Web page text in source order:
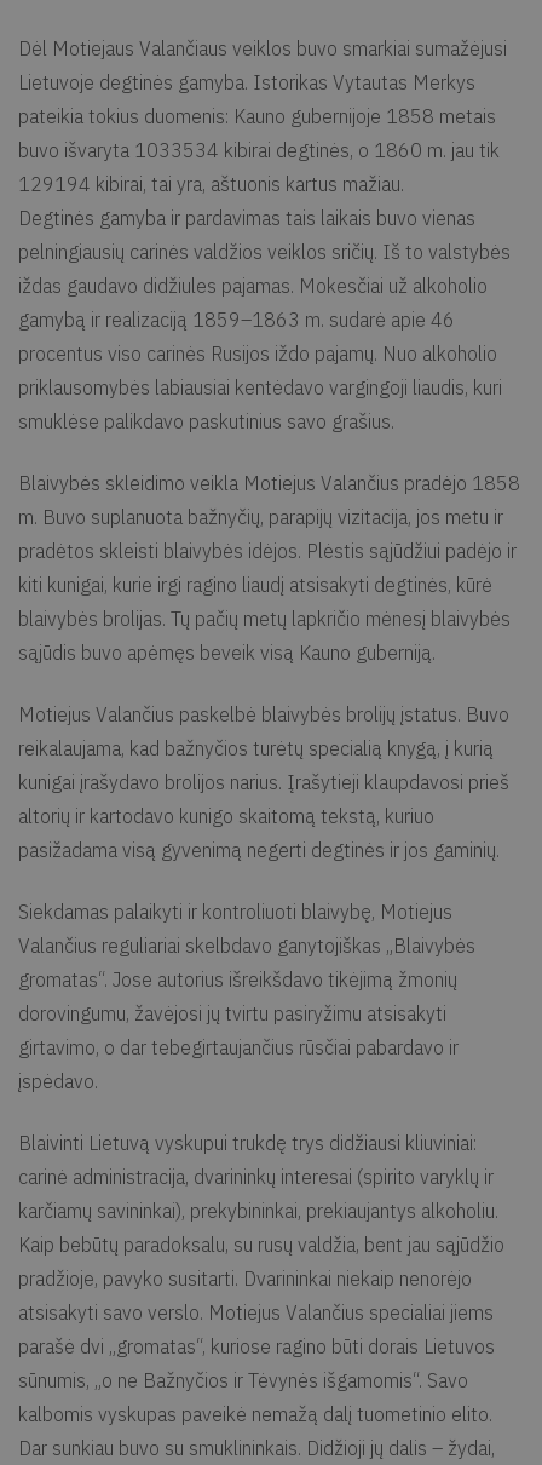
Dėl Motiejaus Valančiaus veiklos buvo smarkiai sumažėjusi
Lietuvoje degtinės gamyba. Istorikas Vytautas Merkys
pateikia tokius duomenis: Kauno gubernijoje 1858 metais
buvo išvaryta 1033534 kibirai degtinės, o 1860 m. jau tik
129194 kibirai, tai yra, aštuonis kartus mažiau.
Degtinės gamyba ir pardavimas tais laikais buvo vienas
pelningiausių carinės valdžios veiklos sričių. Iš to valstybės
iždas gaudavo didžiules pajamas. Mokesčiai už alkoholio
gamybą ir realizaciją 1859–1863 m. sudarė apie 46
procentus viso carinės Rusijos iždo pajamų. Nuo alkoholio
priklausomybės labiausiai kentėdavo vargingoji liaudis, kuri
smuklėse palikdavo paskutinius savo grašius.
Blaivybės skleidimo veikla Motiejus Valančius pradėjo 1858
m. Buvo suplanuota bažnyčių, parapijų vizitacija, jos metu ir
pradėtos skleisti blaivybės idėjos. Plėstis sąjūdžiui padėjo ir
kiti kunigai, kurie irgi ragino liaudį atsisakyti degtinės, kūrė
blaivybės brolijas. Tų pačių metų lapkričio mėnesį blaivybės
sąjūdis buvo apėmęs beveik visą Kauno guberniją.
Motiejus Valančius paskelbė blaivybės brolijų įstatus. Buvo
reikalaujama, kad bažnyčios turėtų specialią knygą, į kurią
kunigai įrašydavo brolijos narius. Įrašytieji klaupdavosi prieš
altorių ir kartodavo kunigo skaitomą tekstą, kuriuo
pasižadama visą gyvenimą negerti degtinės ir jos gaminių.
Siekdamas palaikyti ir kontroliuoti blaivybę, Motiejus
Valančius reguliariai skelbdavo ganytojiškas „Blaivybės
gromatas“. Jose autorius išreikšdavo tikėjimą žmonių
dorovingumu, žavėjosi jų tvirtu pasiryžimu atsisakyti
girtavimo, o dar tebegirtaujančius rūsčiai pabardavo ir
įspėdavo.
Blaivinti Lietuvą vyskupui trukdę trys didžiausi kliuviniai:
carinė administracija, dvarininkų interesai (spirito varyklų ir
karčiamų savininkai), prekybininkai, prekiaujantys alkoholiu.
Kaip bebūtų paradoksalu, su rusų valdžia, bent jau sąjūdžio
pradžioje, pavyko susitarti. Dvarininkai niekaip nenorėjo
atsisakyti savo verslo. Motiejus Valančius specialiai jiems
parašė dvi „gromatas“, kuriose ragino būti dorais Lietuvos
sūnumis, „o ne Bažnyčios ir Tėvynės išgamomis“. Savo
kalbomis vyskupas paveikė nemažą dalį tuometinio elito.
Dar sunkiau buvo su smuklininkais. Didžioji jų dalis – žydai,